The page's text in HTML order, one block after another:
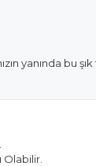
yanında bu
Olabilir.